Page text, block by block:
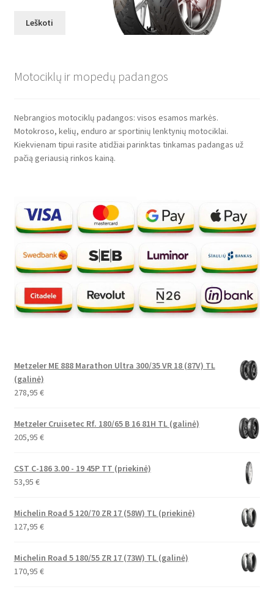
Leškoti
Motociklų ir mopedų padangos
Nebrangios motociklų padangos: visos esamos markės.
Motokroso, kelių, enduro ar sportinių lenktynių motociklai.
Kiekvienam tipui rasite atidžiai parinktas tinkamas padangas už
pačią geriausią rinkos kainą.
Metzeler ME 888 Marathon Ultra 300/35 VR 18 (87V) TL
(galinė)
278,95 €
Metzeler Cruisetec Rf. 180/65 B 16 81H TL (galinė)
205,95 €
CST C-186 3.00 - 19 45P TT (priekinė)
53,95 €
Michelin Road 5 120/70 ZR 17 (58W) TL (priekinė)
127,95 €
Michelin Road 5 180/55 ZR 17 (73W) TL (galinė)
170,95 €